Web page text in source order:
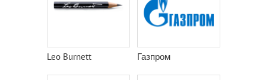
Leo Burnett Газпром